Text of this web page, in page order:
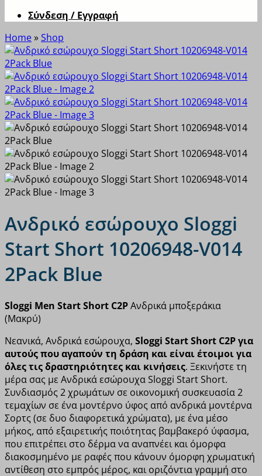
Σύνδεση / Εγγραφή
Home»Shop
Ανδρικό εσώρουχο Sloggi
Start Short 10206948-V014
2Pack Blue
Sloggi Men Start Short C2PΑνδρικά μποξεράκια
(Μακρύ)
Νεανικά, Ανδρικά εσώρουχα, Sloggi Start Short C2P για
αυτούς που αγαπούν τη δράση και είναι έτοιμοι για
όλες τις δραστηριότητες και κινήσεις. Ξεκινήστε τη
μέρα σας με Ανδρικά εσώρουχα Sloggi Start Short.
Συνδιασμός 2 χρωμάτων σε οικονομική συσκευασία 2
τεμαχίων σε ένα μοντέρνο ύφος από ανδρικά μοντέρνα
Σορτς (σε δυο διαφορετικά χρώματα), με ένα μέσο
μήκος, από εξαιρετικής ποιότητας βαμβακερό ύφασμα,
που επιτρέπει στο δέρμα να αναπνέει και όμορφα
διακοσμημένο με ραφές που κάνουν όμορφη χρωματική
αντίθεση στο εμπρός μέρος, και οριζόντια γραμμή στο